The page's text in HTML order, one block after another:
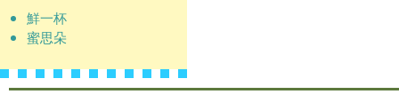
鮮一杯
蜜思朵